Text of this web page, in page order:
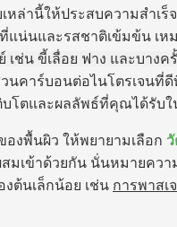
ล่านี้ให้ประสบความสำเร็
แน่นและรสชาติเข้มข้น เ
เช่น ขี้เลื่อย ฟาง และบาง
นคาร์บอนต่อไนโตรเจน
บโตและผลลัพธ์ที่คุณได้รับ
งพื้นผิว ให้พยายามเลือก
สมเข้าด้วยกัน นั่นหมายคว
ต้นเล็กน้อย เช่น การพาสเ